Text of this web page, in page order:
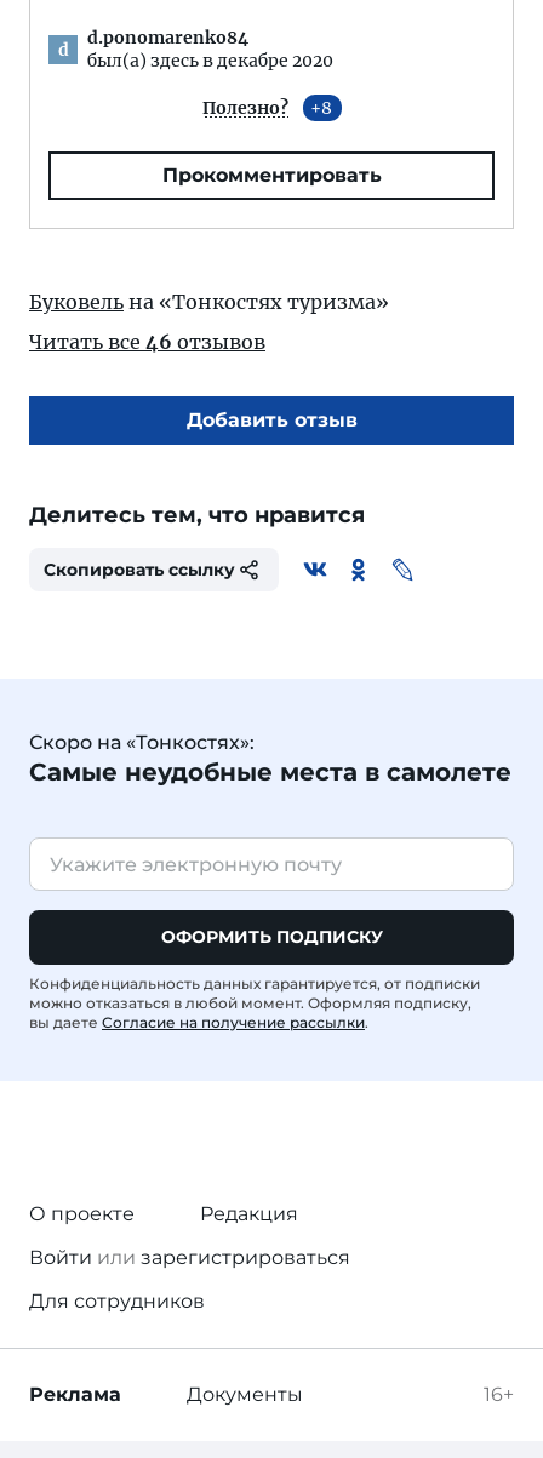
d
d.ponomarenko84
был(а) здесь в декабре 2020
Полезно? 8
Прокомментировать
Буковель на «Тонкостях туризма»
Читать все 46 отзывов
Добавить отзыв
Делитесь тем, что нравится
Скопировать ссылку
Скоро на «Тонкостях»:
Самые неудобные места в самолете
ОФОРМИТЬ ПОДПИСКУ
Конфиденциальность данных гарантируется, от подписки
можно отказаться в любой момент. Оформляя подписку,
вы даете Согласие на получение рассылки.
О проекте
Редакция
Войти или зарегистрироваться
Для сотрудников
16+
Реклама Документы